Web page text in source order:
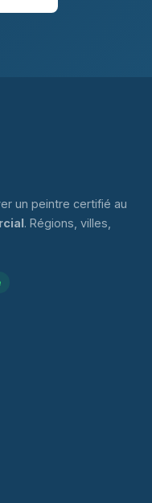
un peintre certifié au
. Régions, villes,